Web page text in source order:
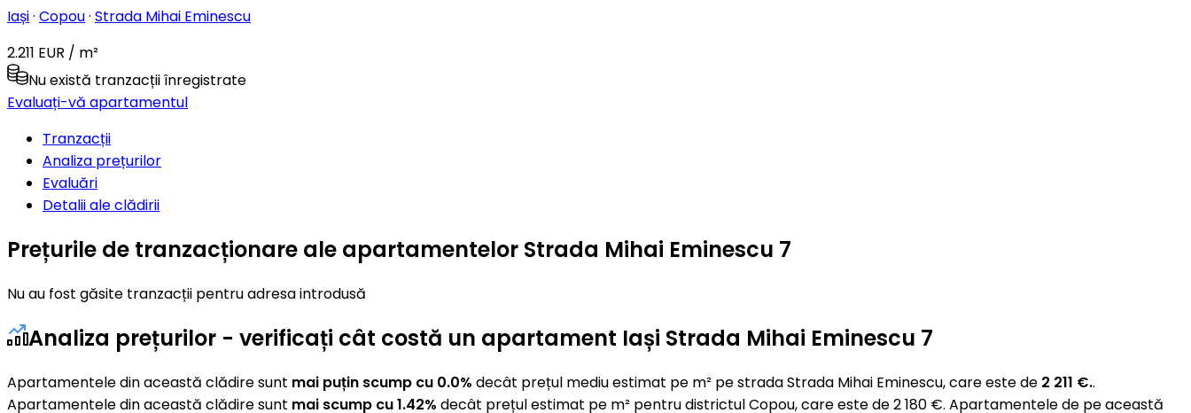
Iași· Copou· Strada Mihai Eminescu
2.211 EUR / m²
Nu există tranzacții înregistrate
Evaluați-vă apartamentul
Tranzacții
Analiza prețurilor
Evaluări
Detalii ale clădirii
Prețurile de tranzacționare ale apartamentelor Strada Mihai Eminescu 7
Nu au fost găsite tranzacții pentru adresa introdusă
Analiza prețurilor - verificați cât costă un apartament Iași Strada Mihai Eminescu 7
Apartamentele din această clădire sunt mai puțin scump cu 0.0% decât prețul mediu estimat pe m² pe strada Strada Mihai Eminescu, care este de 2 211 €..
Apartamentele din această clădire sunt mai scump cu 1.42% decât prețul estimat pe m² pentru districtul Copou, care este de 2 180 €. Apartamentele de pe această